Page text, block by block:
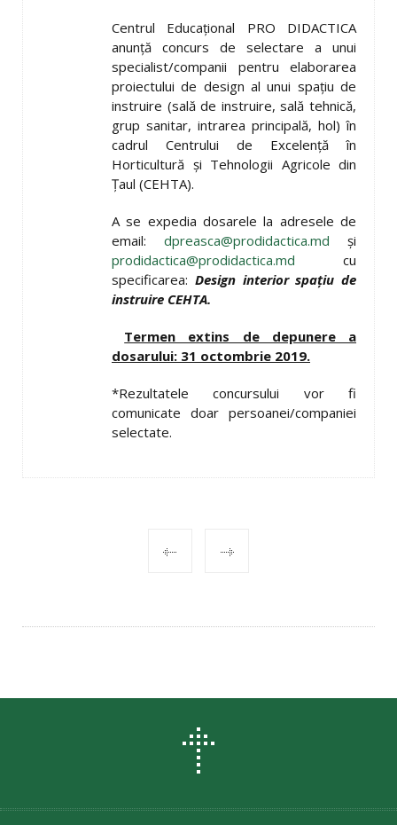
Centrul Educaţional PRO DIDACTICA
anunţă concurs de selectare a unui
specialist/companii pentru elaborarea
proiectului de design al unui spaţiu de
instruire (sală de instruire, sală tehnică,
grup sanitar, intrarea principală, hol) în
cadrul Centrului de Excelenţă în
Horticultură şi Tehnologii Agricole din
Ţaul (CEHTA).
A se expedia dosarele la adresele de
email: dpreasca@prodidactica.md şi
prodidactica@prodidactica.md cu
specificarea: Design interior spaţiu de
instruire CEHTA.
Termen extins de depunere a
dosarului: 31 octombrie 2019.
*Rezultatele concursului vor fi
comunicate doar persoanei/companiei
selectate.
NAVIGATION